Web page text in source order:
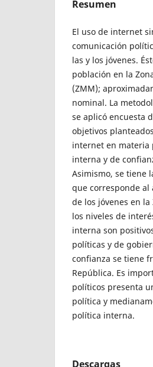
Resumen
El uso de internet
comunicación
las y los jóvenes.
población en la
(ZMM);
nominal. La
se aplicó encuesta
objetivos
internet en materia
interna y de
Asimismo, se tiene
que corresponde
de los jóvenes en
los niveles de
interna son
políticas y de
confianza se tiene
República. Es
políticos presenta
política y
política interna.
Descargas